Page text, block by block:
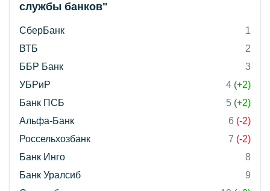
службы банков"
СберБанк
1
ВТБ
2
ББР Банк
3
УБРиР
4 (+2)
Банк ПСБ
5 (+2)
Альфа-Банк
6 (-2)
Россельхозбанк
7 (-2)
Банк Инго
8
Банк Уралсиб
9